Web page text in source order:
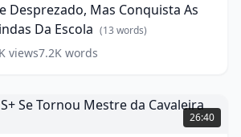
Desprezado, Mas Conquista As
Da Escola (13 words)
views7.2K words
26:40